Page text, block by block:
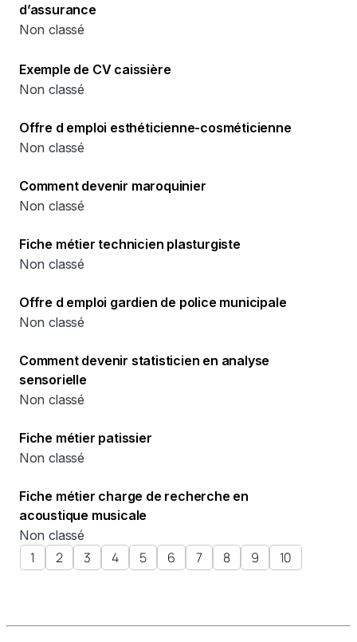
d’assurance
Non classé
Exemple de CV caissière
Non classé
Offre d emploi esthéticienne-cosméticienne
Non classé
Comment devenir maroquinier
Non classé
Fiche métier technicien plasturgiste
Non classé
Offre d emploi gardien de police municipale
Non classé
Comment devenir statisticien en analyse
sensorielle
Non classé
Fiche métier patissier
Non classé
Fiche métier charge de recherche en
acoustique musicale
Non classé
1 2 3 4 5 6 7 8 9 10